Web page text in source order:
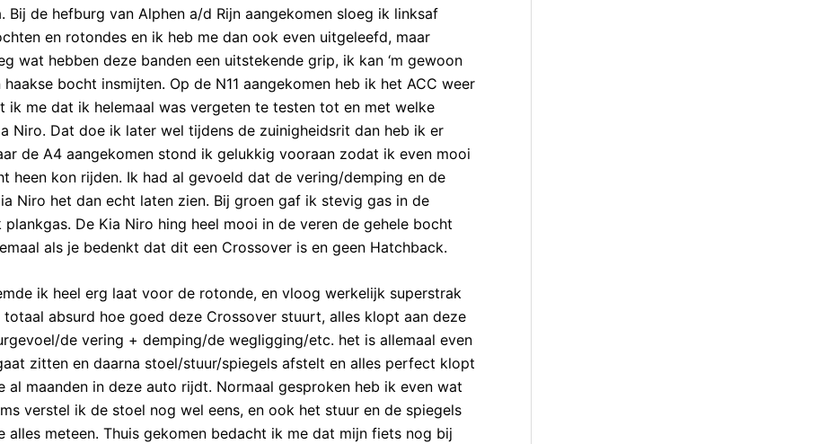
Bij de hefburg van Alphen a/d Rijn aangekomen sloeg ik linksaf
en rotondes en ik heb me dan ook even uitgeleefd, maar
wat hebben deze banden een uitstekende grip, ik kan ‘m gewoon
bocht insmijten. Op de N11 aangekomen heb ik het ACC weer
ik me dat ik helemaal was vergeten te testen tot en met welke
Niro. Dat doe ik later wel tijdens de zuinigheidsrit dan heb ik er
de A4 aangekomen stond ik gelukkig vooraan zodat ik even mooi
heen kon rijden. Ik had al gevoeld dat de vering/demping en de
Niro het dan echt laten zien. Bij groen gaf ik stevig gas in de
De Kia Niro hing heel mooi in de veren de gehele bocht
als je bedenkt dat dit een Crossover is en geen Hatchback.
ik heel erg laat voor de rotonde, en vloog werkelijk superstrak
absurd hoe goed deze Crossover stuurt, alles klopt aan deze
de vering + demping/de wegligging/etc. het is allemaal even
zitten en daarna stoel/stuur/spiegels afstelt en alles perfect klopt
maanden in deze auto rijdt. Normaal gesproken heb ik even wat
verstel ik de stoel nog wel eens, en ook het stuur en de spiegels
meteen. Thuis gekomen bedacht ik me dat mijn fiets nog bij